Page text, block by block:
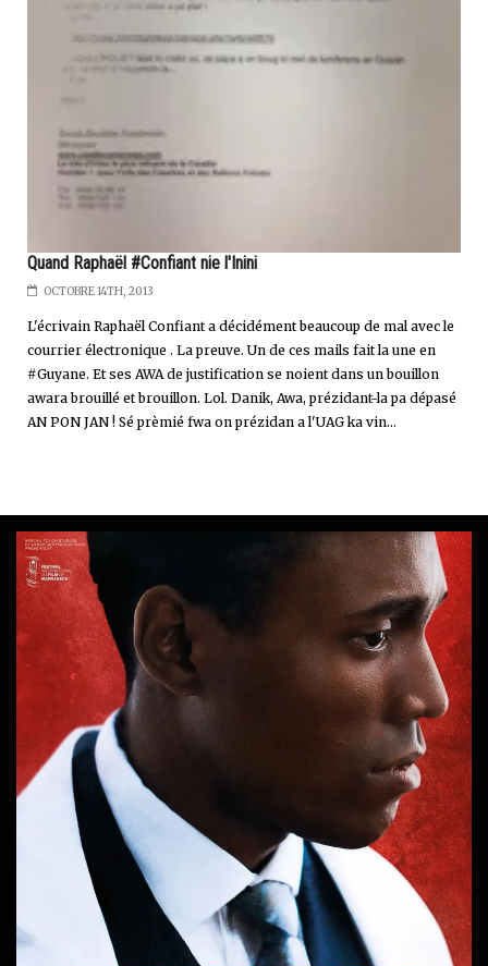
Quand Raphaël #Confiant nie l'Inini
OCTOBRE 14TH, 2013
L'écrivain Raphaël Confiant a décidément beaucoup de mal avec le
courrier électronique . La preuve. Un de ces mails fait la une en
#Guyane. Et ses AWA de justification se noient dans un bouillon
awara brouillé et brouillon. Lol. Danik, Awa, prézidant-la pa dépasé
AN PON JAN ! Sé prèmié fwa on prézidan a l'UAG ka vin...